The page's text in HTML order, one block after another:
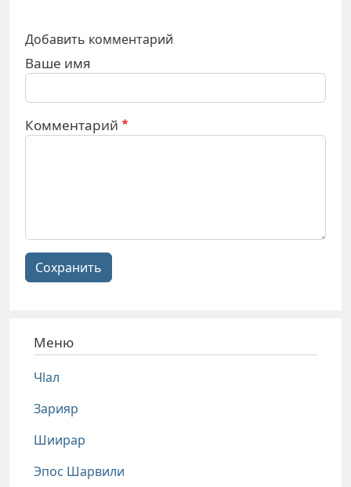
Добавить комментарий
Ваше имя
Комментарий
Сохранить
Меню
Чlал
Зарияр
Шиирар
Эпос Шарвили